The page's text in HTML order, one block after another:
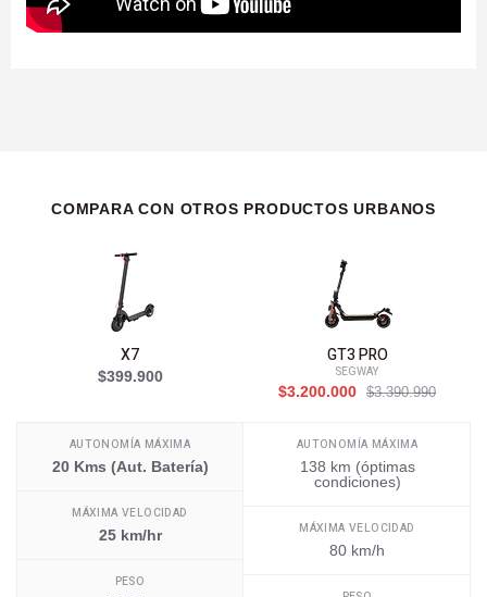
COMPARA CON OTROS PRODUCTOS URBANOS
X7
$399.900
AUTONOMÍA MÁXIMA
20 Kms (Aut. Batería)
MÁXIMA VELOCIDAD
25 km/hr
PESO
GT3 PRO
SEGWAY
$3.200.000
$3.390.990
AUTONOMÍA MÁXIMA
138 km (óptimas
condiciones)
MÁXIMA VELOCIDAD
80 km/h